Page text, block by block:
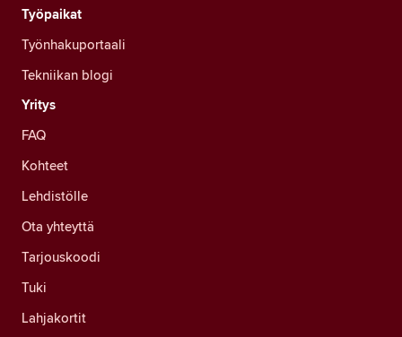
Työpaikat
Työnhakuportaali
Tekniikan blogi
Yritys
FAQ
Kohteet
Lehdistölle
Ota yhteyttä
Tarjouskoodi
Tuki
Lahjakortit